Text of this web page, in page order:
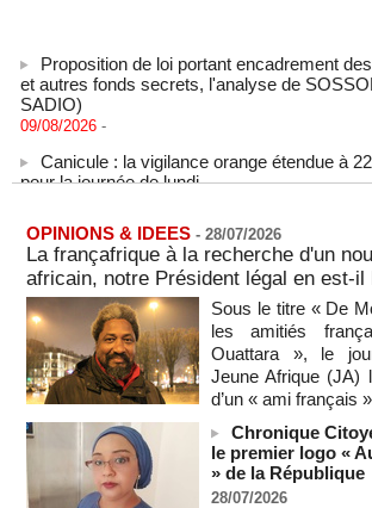
et autres fonds secrets, l'analyse de
SADIO)
09/08/2026
pour la journée de lundi
09/08/2026 -
États-Unis : le cancer de l’ancien
Biden s’est aggravé, annonce son fils
09/08/2026 -
Des échanges de frappes font cinq morts
Russie
09/08/2026 -
L'Iran exige pour rouvrir Ormuz que les
"toutes" ses conditions
09/08/2026 -
Iran : « aucune négociation directe » en
États-Unis
09/08/2026 -
OPINIONS & IDEES - 28/07/2026
La françafrique à la recherche d'un
africain, notre Président légal en est-il
Sous le titre « De
les amitiés
Ouattara », le
Jeune Afrique (JA)
d’un « ami français
Chronique
le premier logo «
» de la République
28/07/2026